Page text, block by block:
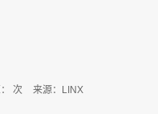
次 来源：LINX